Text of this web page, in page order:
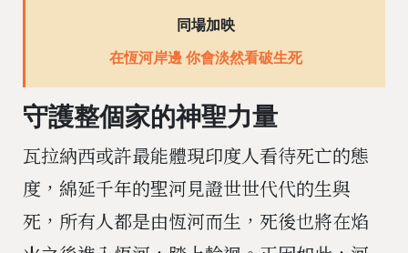
同場加映
在恆河岸邊 你會淡然看破生死
守護整個家的神聖力量
瓦拉納西或許最能體現印度人看待死亡的態
度，綿延千年的聖河見證世世代代的生與
死，所有人都是由恆河而生，死後也將在焰